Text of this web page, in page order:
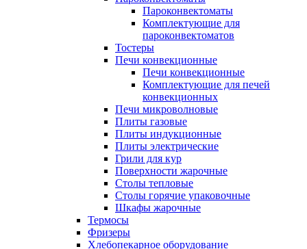
Пароконвектоматы
Комплектующие для
пароконвектоматов
Тостеры
Печи конвекционные
Печи конвекционные
Комплектующие для печей
конвекционных
Печи микроволновые
Плиты газовые
Плиты индукционные
Плиты электрические
Грили для кур
Поверхности жарочные
Столы тепловые
Столы горячие упаковочные
Шкафы жарочные
Термосы
Фризеры
Хлебопекарное оборудование